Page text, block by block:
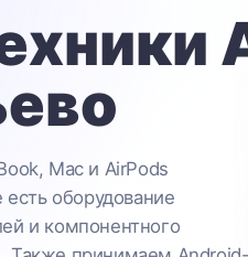
Mac и AirPods
оборудование
и компонентного